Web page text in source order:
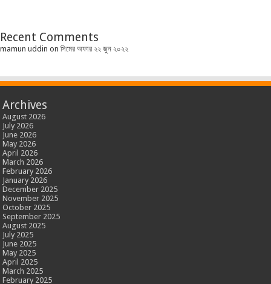
Recent Comments
mamun uddin on সিমের অফার ২২ জুন ২০২২
Archives
August 2026
July 2026
June 2026
May 2026
April 2026
March 2026
February 2026
January 2026
December 2025
November 2025
October 2025
September 2025
August 2025
July 2025
June 2025
May 2025
April 2025
March 2025
February 2025